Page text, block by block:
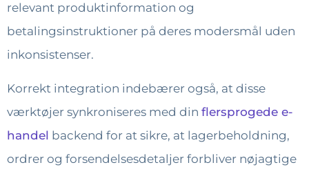
relevant produktinformation og
betalingsinstruktioner på deres modersmål uden
inkonsistenser.
Korrekt integration indebærer også, at disse
værktøjer synkroniseres med din flersprogede e-
handel backend for at sikre, at lagerbeholdning,
ordrer og forsendelsesdetaljer forbliver nøjagtige